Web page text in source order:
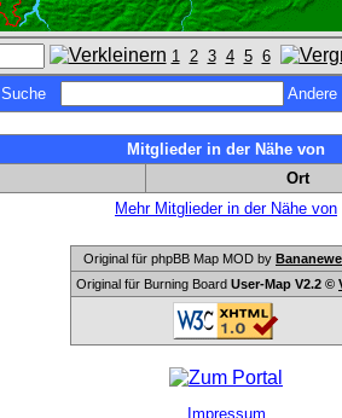
1 2 3 4 5 6
Suche Andere
Mitglieder in der Nähe von
Ort
Mehr Mitglieder in der Nähe von
Original für phpBB Map MOD by
Original für Burning Board User-Map V2.2 ©
Impressum